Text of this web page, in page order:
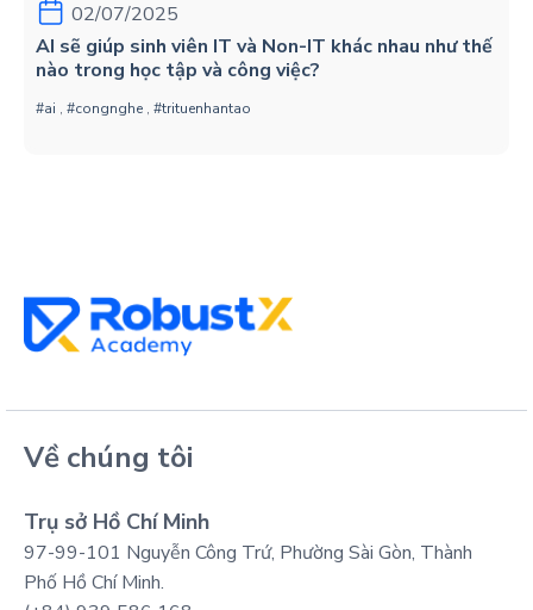
02/07/2025
AI sẽ giúp sinh viên IT và Non-IT khác nhau như thế
nào trong học tập và công việc?
#ai , #congnghe , #trituenhantao
Về chúng tôi
Trụ sở Hồ Chí Minh
97-99-101 Nguyễn Công Trứ, Phường Sài Gòn, Thành
Phố Hồ Chí Minh.